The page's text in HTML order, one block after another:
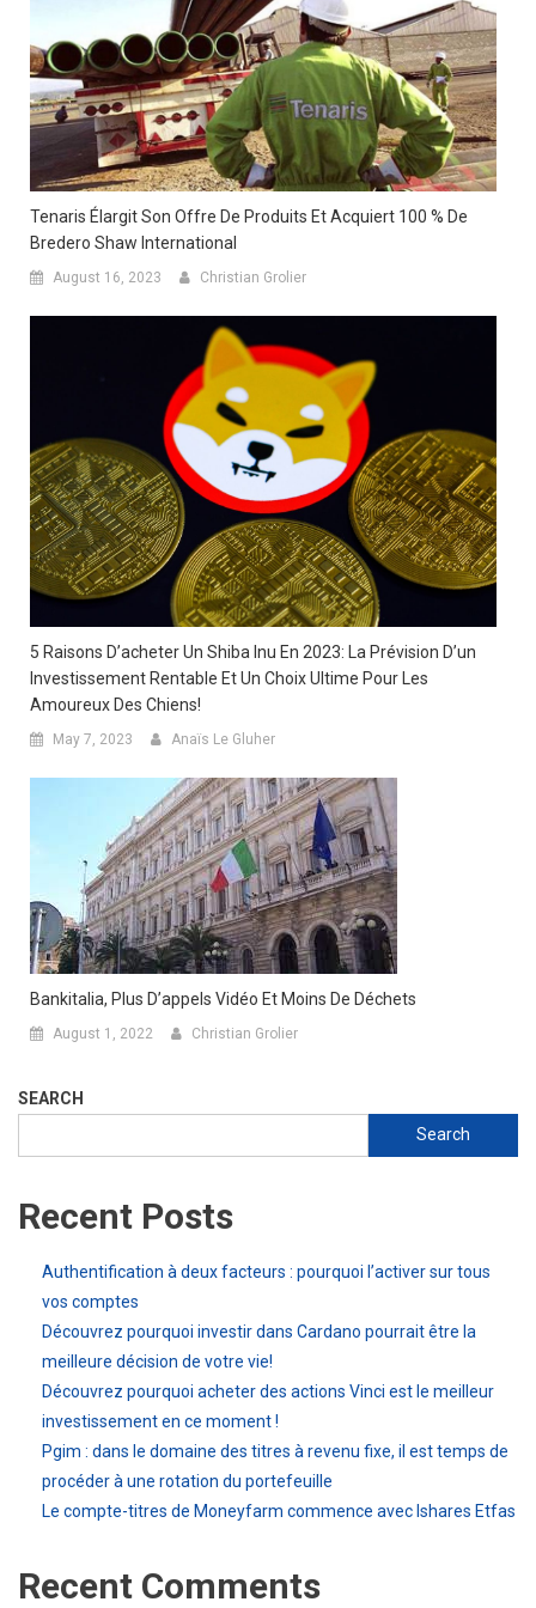
Tenaris Élargit Son Offre De Produits Et Acquiert 100 % De
Bredero Shaw International
August 16, 2023 Christian Grolier
5 Raisons D’acheter Un Shiba Inu En 2023: La Prévision D’un
Investissement Rentable Et Un Choix Ultime Pour Les
Amoureux Des Chiens!
May 7, 2023 Anaïs Le Gluher
Bankitalia, Plus D’appels Vidéo Et Moins De Déchets
August 1, 2022 Christian Grolier
SEARCH
Search
Recent Posts
Authentification à deux facteurs : pourquoi l’activer sur tous
vos comptes
Découvrez pourquoi investir dans Cardano pourrait être la
meilleure décision de votre vie!
Découvrez pourquoi acheter des actions Vinci est le meilleur
investissement en ce moment !
Pgim : dans le domaine des titres à revenu fixe, il est temps de
procéder à une rotation du portefeuille
Le compte-titres de Moneyfarm commence avec Ishares Etfas
Recent Comments